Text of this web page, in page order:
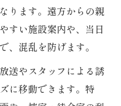
ります。遠方からの親
すい施設案内や、当日
、混乱を防げます。
送やスタッフによる誘
に移動できます。特